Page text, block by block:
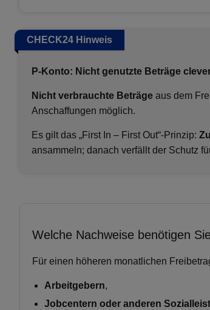
CHECK24 Hinweis
P-Konto: Nicht genutzte Beträge
Nicht verbrauchte Beträge aus dem
Anschaffungen möglich.
Es gilt das „First In – First Out“-Prinzip:
ansammeln; danach verfällt der Schutz
Welche Nachweise benötigen
Für einen höheren monatlichen
Arbeitgebern,
Jobcentern oder anderen